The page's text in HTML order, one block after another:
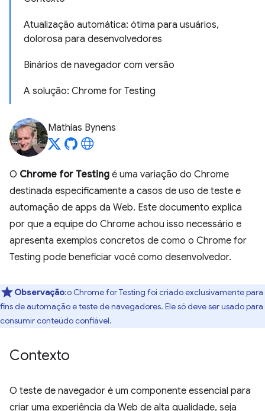
Atualização automática: ótima para usuários,
dolorosa para desenvolvedores
Binários de navegador com versão
A solução: Chrome for Testing
Mathias Bynens
O Chrome for Testing é uma variação do Chrome
destinada especificamente a casos de uso de teste e
automação de apps da Web. Este documento explica
por que a equipe do Chrome achou isso necessário e
apresenta exemplos concretos de como o Chrome for
Testing pode beneficiar você como desenvolvedor.
Observação:o Chrome for Testing foi criado exclusivamente para
fins de automação e teste de navegadores. Ele só deve ser usado para
consumir conteúdo confiável.
Contexto
O teste de navegador é um componente essencial para
criar uma experiência da Web de alta qualidade, seja